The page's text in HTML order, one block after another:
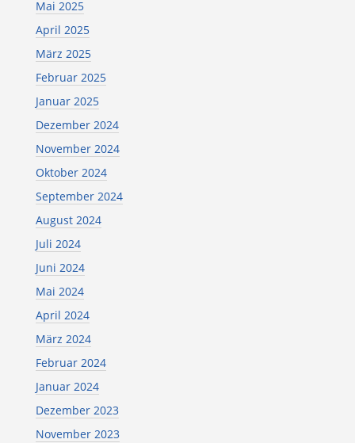
Mai 2025
April 2025
März 2025
Februar 2025
Januar 2025
Dezember 2024
November 2024
Oktober 2024
September 2024
August 2024
Juli 2024
Juni 2024
Mai 2024
April 2024
März 2024
Februar 2024
Januar 2024
Dezember 2023
November 2023